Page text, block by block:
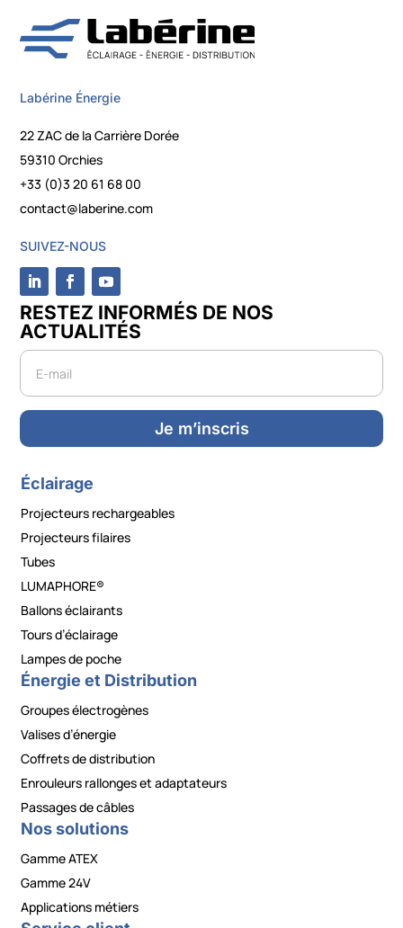
Labérine Énergie
22 ZAC de la Carrière Dorée
59310 Orchies
+33 (0)3 20 61 68 00
contact@laberine.com
SUIVEZ-NOUS
RESTEZ INFORMÉS DE NOS
ACTUALITÉS
Newsletter
Je m’inscris
Éclairage
Projecteurs rechargeables
Projecteurs filaires
Tubes
LUMAPHORE®
Ballons éclairants
Tours d’éclairage
Lampes de poche
Énergie et Distribution
Groupes électrogènes
Valises d’énergie
Coffrets de distribution
Enrouleurs rallonges et adaptateurs
Passages de câbles
Nos solutions
Gamme ATEX
Gamme 24V
Applications métiers